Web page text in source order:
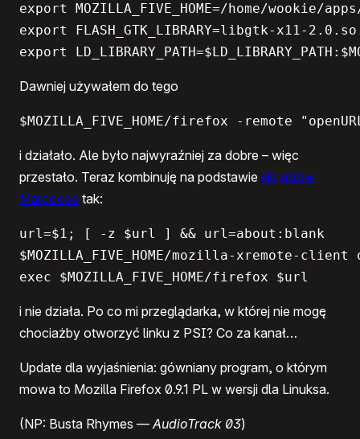
export MOZILLA_FIVE_HOME=/home/wookie/
export FLASH_GTK_LIBRARY=libgtk-x11-
export
Dawniej używałem do tego
$MOZILLA_FIVE_HOME/firefox -remote
i działało. Ale było najwyraźniej za dobre – więc
przestało. Teraz kombinuję na podstawie skryptów
Marcoosa tak:
url=$1; [ -z $url ] && url=about:blank
$MOZILLA_FIVE_HOME/mozilla-xremote-
exec $MOZILLA_FIVE_HOME/firefox $url
i nie działa. Po co mi przeglądarka, w której nie mogę
chociażby otworzyć linku z PSI? Co za kanał…
Update dla wyjaśnienia: gówniany program, o którym
mowa to Mozilla Firefox 0.9.1 PL w wersji dla Linuksa.
(NP: Busta Rhymes —AudioTrack 03)